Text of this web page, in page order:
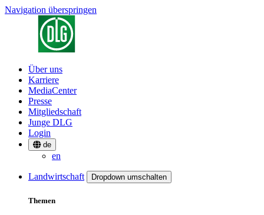
Navigation überspringen
Über uns
Karriere
MediaCenter
Presse
Mitgliedschaft
Junge DLG
Login
de
en
Landwirtschaft Dropdown umschalten
Themen